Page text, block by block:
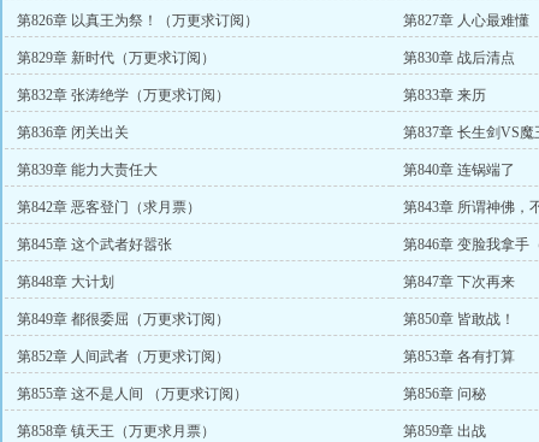
第826章 以真王为祭！（万更求订阅） 第827章 人心最难懂
第829章 新时代（万更求订阅） 第830章 战后清点
第832章 张涛绝学（万更求订阅） 第833章 来历
第836章 闭关出关 第837章 长生剑VS魔
第839章 能力大责任大 第840章 连锅端了
第842章 恶客登门（求月票） 第843章 所谓神佛，
第845章 这个武者好嚣张 第846章 变脸我拿手
第848章 大计划 第847章 下次再来
第849章 都很委屈（万更求订阅） 第850章 皆敢战！
第852章 人间武者（万更求订阅） 第853章 各有打算
第855章 这不是人间 （万更求订阅） 第856章 问秘
第858章 镇天王（万更求月票） 第859章 出战